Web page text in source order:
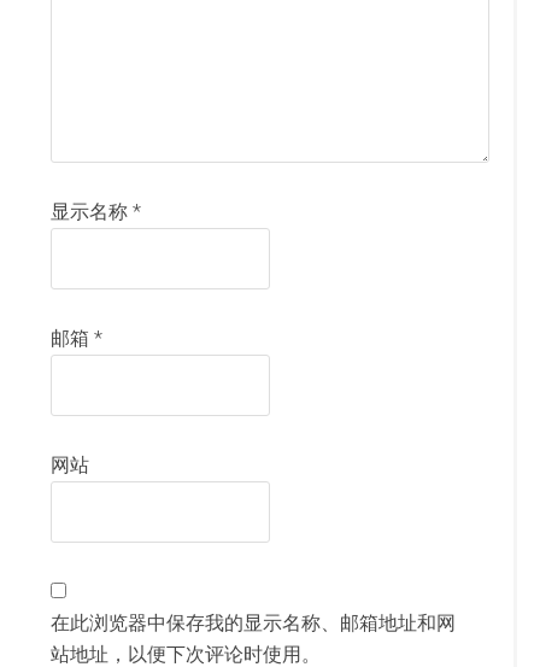
显示名称*
邮箱*
网站
在此浏览器中保存我的显示名称、邮箱地址和网
站地址，以便下次评论时使用。